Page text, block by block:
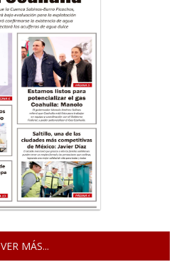
VER MÁS...